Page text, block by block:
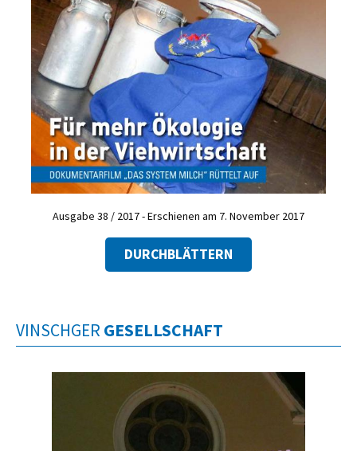
Ausgabe 38 / 2017 - Erschienen am 7. November 2017
DURCHBLÄTTERN
VINSCHGER GESELLSCHAFT